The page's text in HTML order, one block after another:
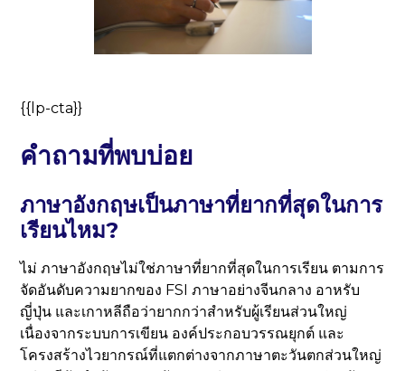
{{lp-cta}}
คำถามที่พบบ่อย
ภาษาอังกฤษเป็นภาษาที่ยากที่สุดในการ
เรียนไหม?
ไม่ ภาษาอังกฤษไม่ใช่ภาษาที่ยากที่สุดในการเรียน ตามการ
จัดอันดับความยากของ FSI ภาษาอย่างจีนกลาง อาหรับ
ญี่ปุ่น และเกาหลีถือว่ายากกว่าสำหรับผู้เรียนส่วนใหญ่
เนื่องจากระบบการเขียน องค์ประกอบวรรณยุกต์ และ
โครงสร้างไวยากรณ์ที่แตกต่างจากภาษาตะวันตกส่วนใหญ่